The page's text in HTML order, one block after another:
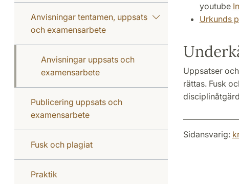
Anvisningar tentamen, uppsats
och examensarbete
Anvisningar uppsats och
examensarbete
Publicering uppsats och
examensarbete
Fusk och plagiat
Praktik
youtube
Urkunds
Uppsatser
rättas. Fusk
Sidansvarig: